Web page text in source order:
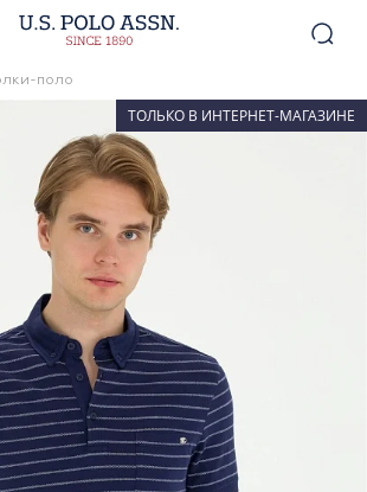
поло
ТОЛЬКО В ИНТЕРНЕТ-МАГАЗИНЕ